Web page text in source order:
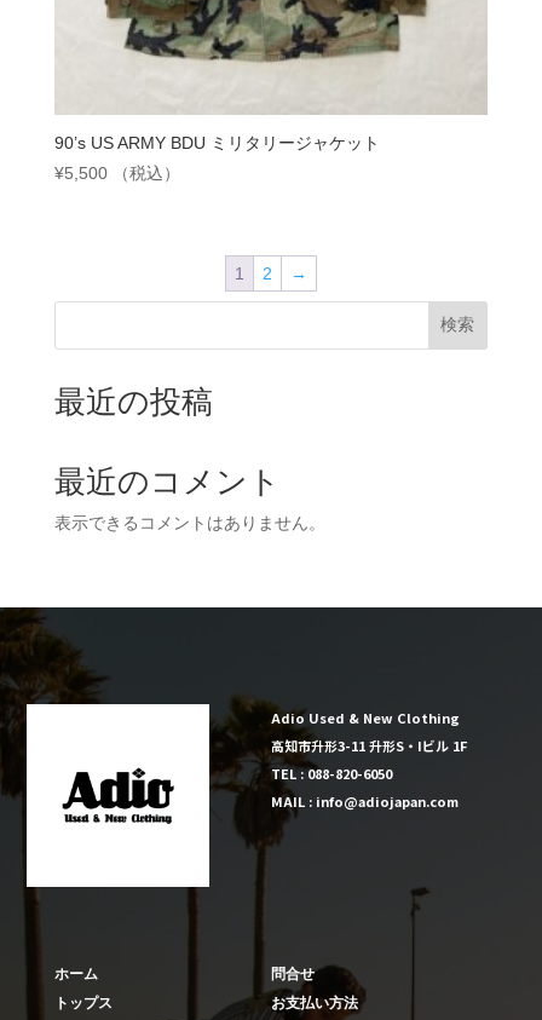
90’s US ARMY BDU ミリタリージャケット
¥5,500 （税込）
1 2 →
検索
最近の投稿
最近のコメント
表示できるコメントはありません。
Adio Used & New Clothing
高知市升形3-11 升形S・Iビル 1F
TEL : 088-820-6050
MAIL : info@adiojapan.com
ホーム
トップス
問合せ
お支払い方法